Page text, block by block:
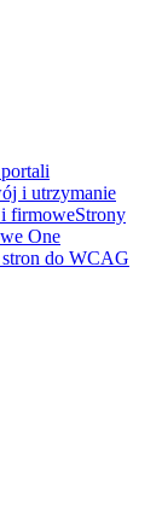
i utrzymanie
firmoweStrony
One
do WCAG